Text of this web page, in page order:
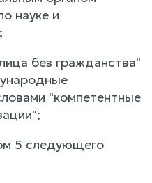
науке и
без гражданства"
"компетентные
5 следующего